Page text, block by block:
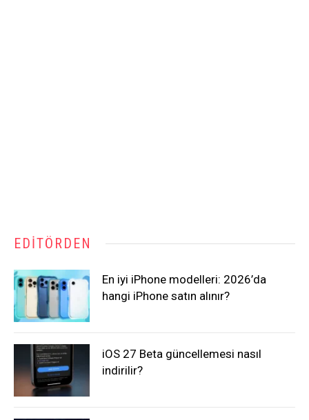
EDITÖRDEN
En iyi iPhone modelleri: 2026’da
hangi iPhone satın alınır?
iOS 27 Beta güncellemesi nasıl
indirilir?